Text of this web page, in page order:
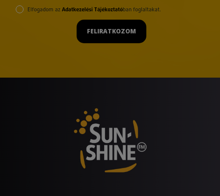
Elfogadom az Adatkezelési Tájékoztatóban foglaltakat.
FELIRATKOZOM